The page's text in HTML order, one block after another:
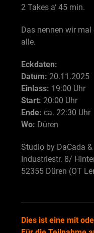
2 Takes a‘ 45 min.
Das nennen wir
alle.
Eckdaten:
Datum: 20.11.2025
Einlass: 19:00 Uhr
Start: 20:00 Uhr
Ende: ca. 22:30 Uhr
Wo: Düren
Studio by DaCada &
Industriestr. 8/
52355 Düren (OT
Dies ist eine mit